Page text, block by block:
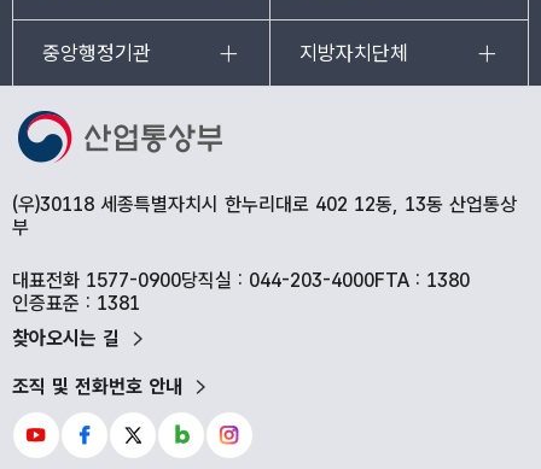
중앙행정기관 지방자치단체
(우)30118 세종특별자치시 한누리대로 402 12동, 13동 산업통상
부
대표전화 1577-0900당직실 : 044-203-4000FTA : 1380
인증표준 : 1381
찾아오시는 길
조직 및 전화번호 안내